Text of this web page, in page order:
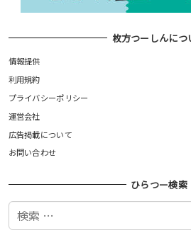
枚方つーしんにつ
情報提供
利用規約
プライバシーポリシー
運営会社
広告掲載について
お問い合わせ
ひらつー検索
検